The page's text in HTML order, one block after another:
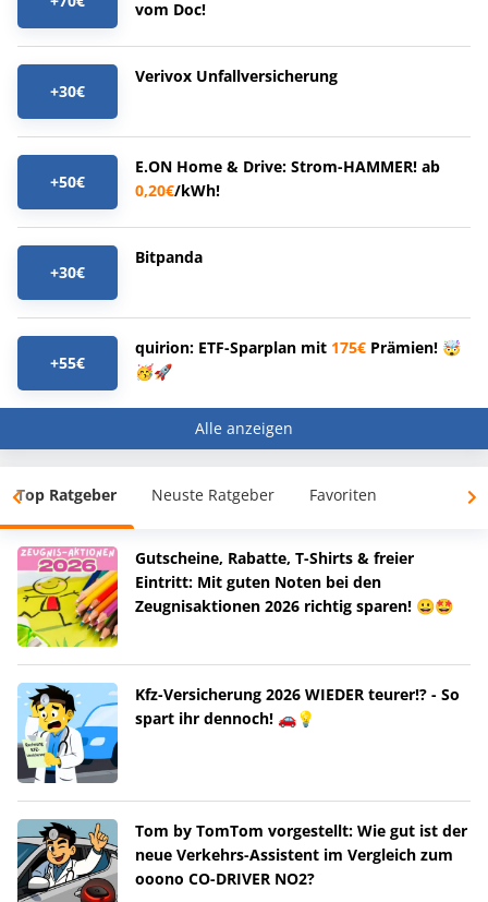
vom Doc!
+30€
Verivox Unfallversicherung
+50€
E.ON Home & Drive: Strom-HAMMER! ab
0,20€/kWh!
+30€
Bitpanda
+55€
quirion: ETF-Sparplan mit 175€ Prämien! 🤯
🥳🚀
Alle anzeigen
Top Ratgeber Neuste Ratgeber Favoriten
Gutscheine, Rabatte, T-Shirts & freier
Eintritt: Mit guten Noten bei den
Zeugnisaktionen 2026 richtig sparen! 😀🤩
Kfz-Versicherung 2026 WIEDER teurer!? - So
spart ihr dennoch! 🚗💡
Tom by TomTom vorgestellt: Wie gut ist der
neue Verkehrs-Assistent im Vergleich zum
ooono CO-DRIVER NO2?